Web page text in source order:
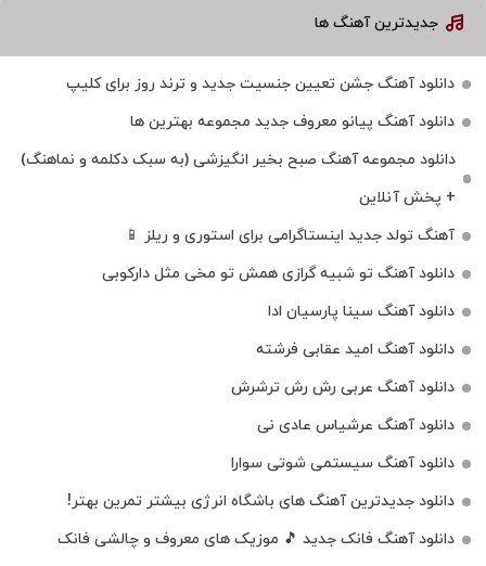
جدیدترین آهنگ ها
دانلود آهنگ جشن تعیین جنسیت جدید و ترند روز برای کلیپ
دانلود آهنگ پیانو معروف جدید مجموعه بهترین ها
دانلود مجموعه آهنگ صبح بخیر انگیزشی (به سبک دکلمه و نماهنگ)
+ پخش آنلاین
آهنگ تولد جدید اینستاگرامی برای استوری و ریلز 📱
دانلود آهنگ تو شبیه گرازی همش تو مخی مثل دارکوبی
دانلود آهنگ سینا پارسیان ادا
دانلود آهنگ امید عقابی فرشته
دانلود آهنگ عربی رش رش ترشرش
دانلود آهنگ عرشیاس عادی نی
دانلود آهنگ سیستمی شوتی سوارا
دانلود جدیدترین آهنگ‌ های باشگاه انرژی بیشتر تمرین بهتر!
دانلود آهنگ فانک جدید 🎵 موزیک‌ های معروف و چالشی فانک